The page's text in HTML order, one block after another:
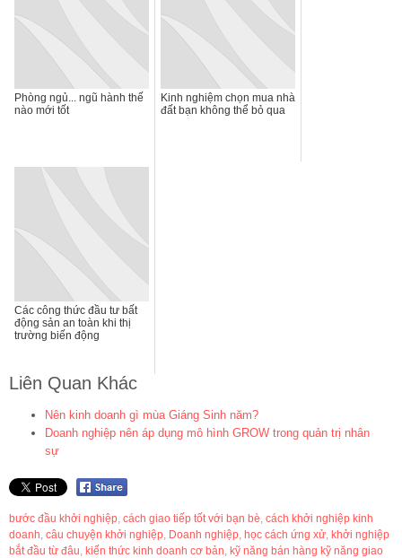
Phòng ngủ... ngũ hành thế
nào mới tốt
Kinh nghiệm chọn mua nhà
đất bạn không thể bỏ qua
Các công thức đầu tư bất
động sản an toàn khi thị
trường biến động
Liên Quan Khác
Nên kinh doanh gì mùa Giáng Sinh năm?
Doanh nghiệp nên áp dụng mô hình GROW trong quản trị nhân
sự
bước đầu khởi nghiệp, cách giao tiếp tốt với bạn bè, cách khởi nghiệp kinh
doanh, câu chuyện khởi nghiệp, Doanh nghiệp, học cách ứng xử, khởi nghiệp
bắt đầu từ đâu, kiến thức kinh doanh cơ bản, kỹ năng bán hàng kỹ năng giao